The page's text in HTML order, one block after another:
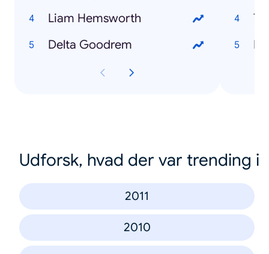
Liam Hemsworth
Delta Goodrem
Udforsk, hvad der var trending i
2011
2010